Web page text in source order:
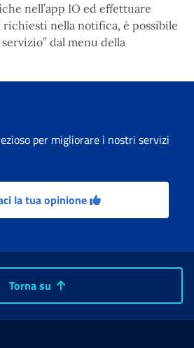
nell’app IO ed effettuare
nella notifica, è possibile
dal menu della
per migliorare i nostri servizi
la tua opinione
Torna su